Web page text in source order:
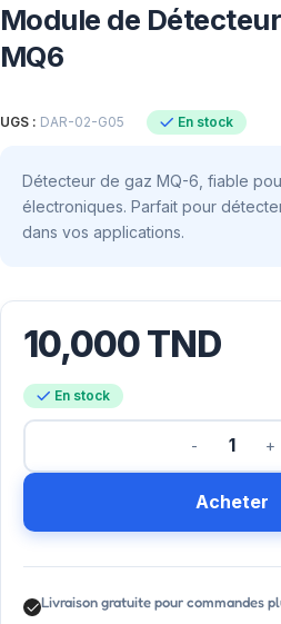
Module de
MQ6
UGS : DAR-02-G05 En stock
Détecteur de gaz MQ-6, fiable
électroniques. Parfait pour
dans vos applications.
10,000TND
En stock
Acheter
Livraison gratuite pour commandes